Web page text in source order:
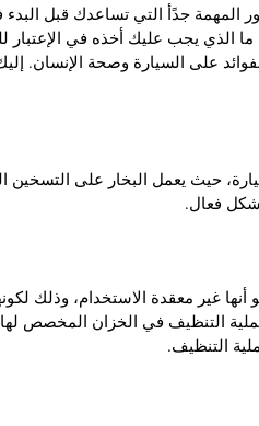
المهمة جدًأ التي تساعدك قبل
الذي يجب عليك أخذه في الإعتبار
على السيارة وصحة الإنسان.
حيث يعمل البخار على التسخين
فعال.
غير معقدة الاستخدام، وذلك
التنظيف في الخزان المخصص
التنظيف.